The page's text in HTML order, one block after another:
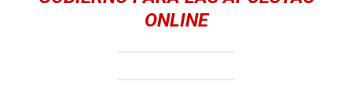
ONLINE